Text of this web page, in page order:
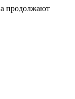
продолжают